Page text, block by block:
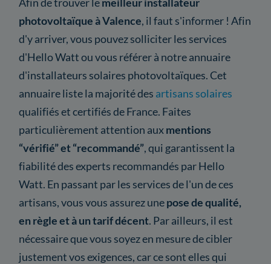
photovoltaïque à Valence, il faut s'informer ! Afin
d'y arriver, vous pouvez solliciter les services
d'Hello Watt ou vous référer à notre annuaire
d'installateurs solaires photovoltaïques. Cet
annuaire liste la majorité des artisans solaires
qualifiés et certifiés de France. Faites
particulièrement attention auxmentions
“vérifié” et “recommandé”, qui garantissent la
fiabilité des experts recommandés par Hello
Watt. En passant par les services de l'un de ces
artisans, vous vous assurez unepose de qualité,
en règle et à un tarif décent. Par ailleurs, il est
nécessaire que vous soyez en mesure de cibler
justement vos exigences, car ce sont elles qui